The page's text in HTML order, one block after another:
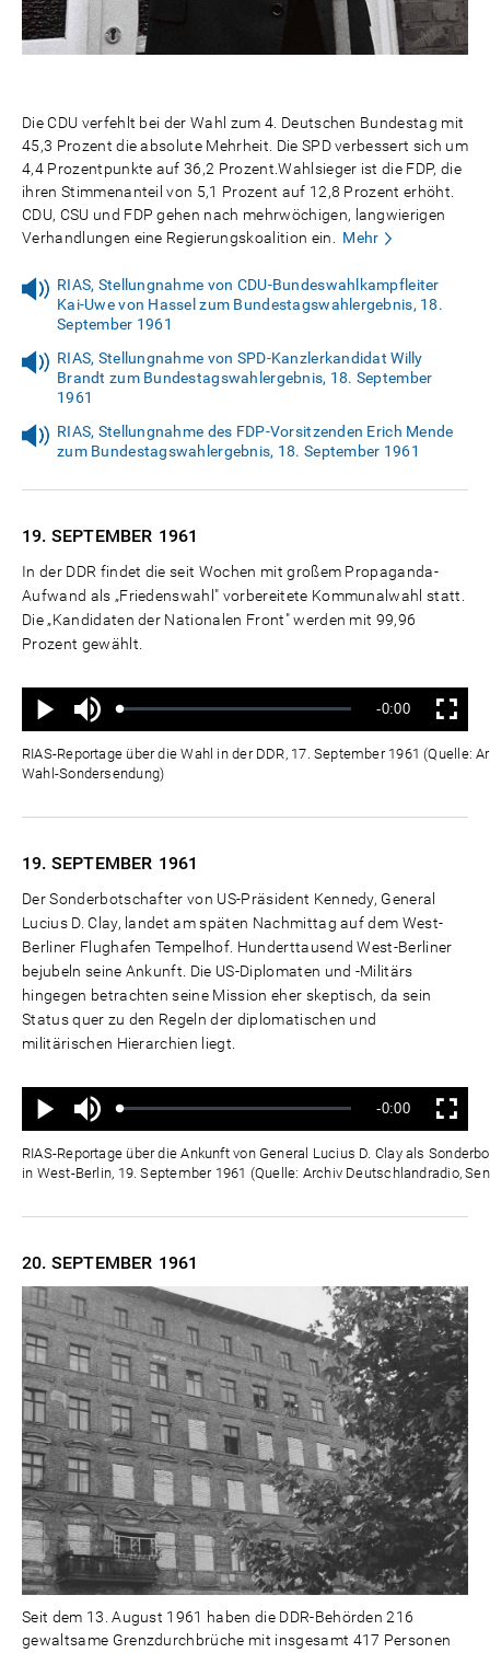
Die CDU verfehlt bei der Wahl zum 4. Deutschen Bundestag mit
45,3 Prozent die absolute Mehrheit. Die SPD verbessert sich um
4,4 Prozentpunkte auf 36,2 Prozent.Wahlsieger ist die FDP, die
ihren Stimmenanteil von 5,1 Prozent auf 12,8 Prozent erhöht.
CDU, CSU und FDP gehen nach mehrwöchigen, langwierigen
Verhandlungen eine Regierungskoalition ein.
Mehr
RIAS, Stellungnahme von CDU-Bundeswahlkampfleiter
Kai-Uwe von Hassel zum Bundestagswahlergebnis, 18.
September 1961
RIAS, Stellungnahme von SPD-Kanzlerkandidat Willy
Brandt zum Bundestagswahlergebnis, 18. September
1961
RIAS, Stellungnahme des FDP-Vorsitzenden Erich Mende
zum Bundestagswahlergebnis, 18. September 1961
19. SEPTEMBER 1961
In der DDR findet die seit Wochen mit großem Propaganda-
Aufwand als „Friedenswahl" vorbereitete Kommunalwahl statt.
Die „Kandidaten der Nationalen Front" werden mit 99,96
Prozent gewählt.
Wiedergabe
Ton
aus
Geladen:
Status:
Verbleibende
Zeit
-0:00 Vollbild
RIAS-Reportage über die Wahl in der DDR, 17. September 1961 (Quelle:
Wahl-Sondersendung)
19. SEPTEMBER 1961
Der Sonderbotschafter von US-Präsident Kennedy, General
Lucius D. Clay, landet am späten Nachmittag auf dem West-
Berliner Flughafen Tempelhof. Hunderttausend West-Berliner
bejubeln seine Ankunft. Die US-Diplomaten und -Militärs
hingegen betrachten seine Mission eher skeptisch, da sein
Status quer zu den Regeln der diplomatischen und
militärischen Hierarchien liegt.
Wiedergabe
Ton
aus
Geladen:
Status:
Verbleibende
Zeit
-0:00 Vollbild
RIAS-Reportage über die Ankunft von General Lucius D. Clay als
in West-Berlin, 19. September 1961 (Quelle: Archiv Deutschlandradio,
20. SEPTEMBER 1961
Seit dem 13. August 1961 haben die DDR-Behörden 216
gewaltsame Grenzdurchbrüche mit insgesamt 417 Personen